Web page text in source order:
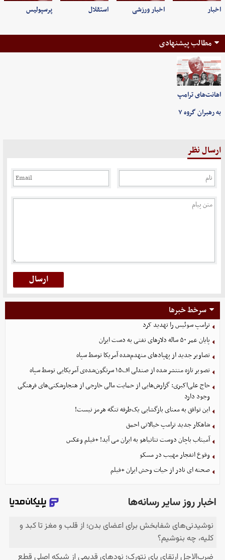
اخبار اخبار ورزشی استقلال پرسپولیس
مطالب پیشنهادی
اهانت‌های ترامپ
به رهبران گروه ۷
ارسال نظر
سرخط خبرها
ترامپ سوئیس را تهدید کرد
پایان عمر ۵۰ ساله دلارهای نفتی به دست ایران
تصاویر جدید از پهپادهای منهدم‌شده آمریکا توسط سپاه
تصویر تازه منتشر شده از صندلی اف۱۵ سرنگون‌شده‌ی آمریکایی توسط سپاه
حاج علی‌اکبری: گزارش‌هایی از حمایت مالی خارجی از هنجارشکنی‌های فرهنگی
وجود دارد
این توافق به معنای بازگشایی یک‌طرفه تنگه هرمز نیست!
شاهکار جدید ترامپ خیالاتی احمق
آمیتاب باچان دوست نتانیاهو به ایران می آید! +فیلم وعکس
وقوع انفجار مهیب در مسکو
صحنه ای نادر از حیات وحش ایران +فیلم